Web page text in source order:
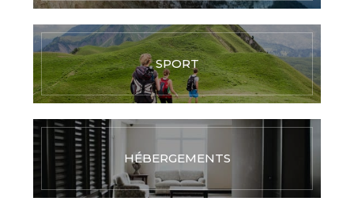
SPORT
HÉBERGEMENTS